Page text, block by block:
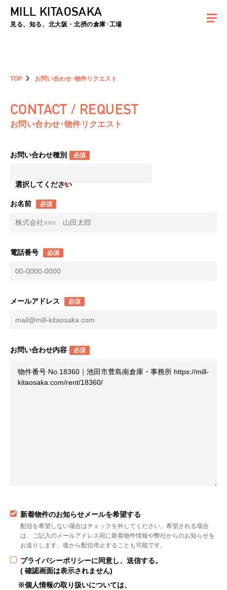
夏季休暇のお知らせ：2026年8月8日(土)～8月16日(日)まで休業とさせていた
MILL KITAOSAKA
見る、知る、北大阪・北摂の倉庫･工場
TOP お問い合わせ･物件リクエスト
CONTACT / REQUEST
お問い合わせ･物件リクエスト
お問い合わせ種別 必須
選択してください
お名前 必須
電話番号 必須
メールアドレス 必須
お問い合わせ内容 必須
新着物件のお知らせメールを希望する
配信を希望しない場合はチェックを外してください。希望される場合
は、ご記入のメールアドレス宛に新着物件情報や弊社からのお知らせを
お送りします。後から配信停止することも可能です。
プライバシーポリシーに同意し、送信する。
( 確認画面は表示されません)
※個人情報の取り扱いについては、